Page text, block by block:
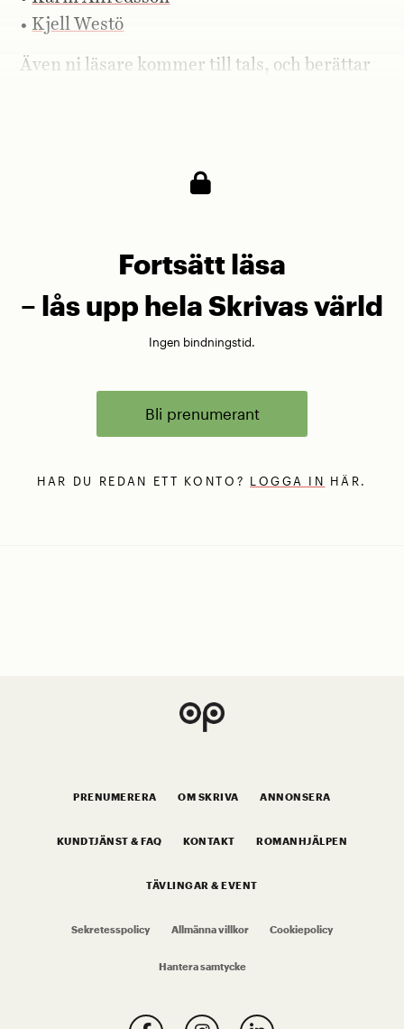
• Kjell Westö
Även ni läsare kommer till tals, och berättar
Fortsätt läsa
– lås upp hela Skrivas värld
Ingen bindningstid.
Bli prenumerant
HAR DU REDAN ETT KONTO? LOGGA IN HÄR.
PRENUMERERA OM SKRIVA ANNONSERA
KUNDTJÄNST & FAQ KONTAKT ROMANHJÄLPEN
TÄVLINGAR & EVENT
Sekretesspolicy Allmänna villkor Cookiepolicy
Hantera samtycke